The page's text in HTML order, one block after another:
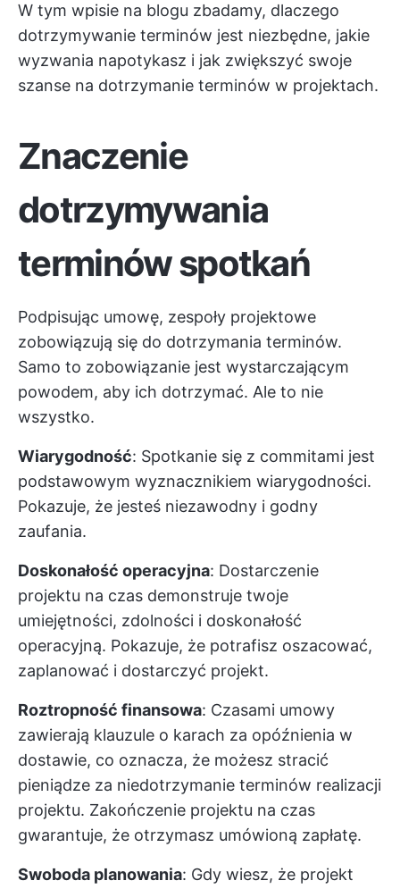
W tym wpisie na blogu zbadamy, dlaczego
dotrzymywanie terminów jest niezbędne, jakie
wyzwania napotykasz i jak zwiększyć swoje
szanse na dotrzymanie terminów w projektach.
Znaczenie
dotrzymywania
terminów spotkań
Podpisując umowę, zespoły projektowe
zobowiązują się do dotrzymania terminów.
Samo to zobowiązanie jest wystarczającym
powodem, aby ich dotrzymać. Ale to nie
wszystko.
Wiarygodność: Spotkanie się z commitami jest
podstawowym wyznacznikiem wiarygodności.
Pokazuje, że jesteś niezawodny i godny
zaufania.
Doskonałość operacyjna: Dostarczenie
projektu na czas demonstruje twoje
umiejętności, zdolności i doskonałość
operacyjną. Pokazuje, że potrafisz oszacować,
zaplanować i dostarczyć projekt.
Roztropność finansowa: Czasami umowy
zawierają klauzule o karach za opóźnienia w
dostawie, co oznacza, że możesz stracić
pieniądze za niedotrzymanie terminów realizacji
projektu. Zakończenie projektu na czas
gwarantuje, że otrzymasz umówioną zapłatę.
Swoboda planowania: Gdy wiesz, że projekt